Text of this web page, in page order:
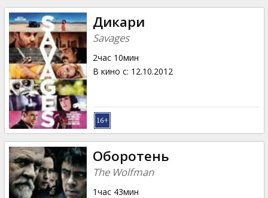
Дикари
Savages
2час 10мин
В кино с: 12.10.2012
Oборотень
The Wolfman
1час 43мин